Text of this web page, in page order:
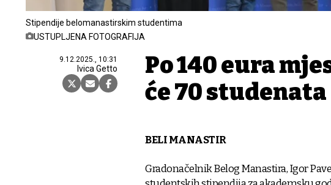
Stipendije belomanastirskim studentima
USTUPLJENA FOTOGRAFIJA
9.12.2025., 10:31
Ivica Getto
Po 140 eura
će 70 studenata
BELI MANASTIR
Gradonačelnik Belog Manastira, Igor